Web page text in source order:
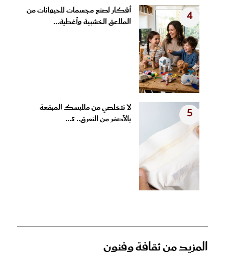
4
أفكار لصنع مجسمات للحيوانات من
الملاعق الخشبية وأغطية...
5
لا تتخلصي من ملابسك المبقعة
بالأصفر من التعرق.. 5...
المزيد من ثقافة وفنون